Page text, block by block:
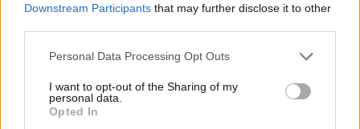
Downstream Participants that may further disclose it to other
Please note that this website/app uses one or more Google
not limited to your visit or usage behaviour. You may click to
grant or deny consent to Google and its third-party tags to
use your data for below specified purposes in below Google
Personal Data Processing Opt Outs
I want to opt-out of the Sharing of my
personal data.
Opted In
πολύ εμφανείς για τους ψηφοφόρους, ο πρόεδρος
Τραμπ έχει υποχωρήσει πολύ γρήγορα», παρατήρησε.
Αντίθετα, η επίδραση ενός 25% δασμού στις
εισαγωγές αλουμινίου, που τίθεται σε εφαρμογή
αυτή την εβδομάδα, είναι λιγότερο σημαντική για